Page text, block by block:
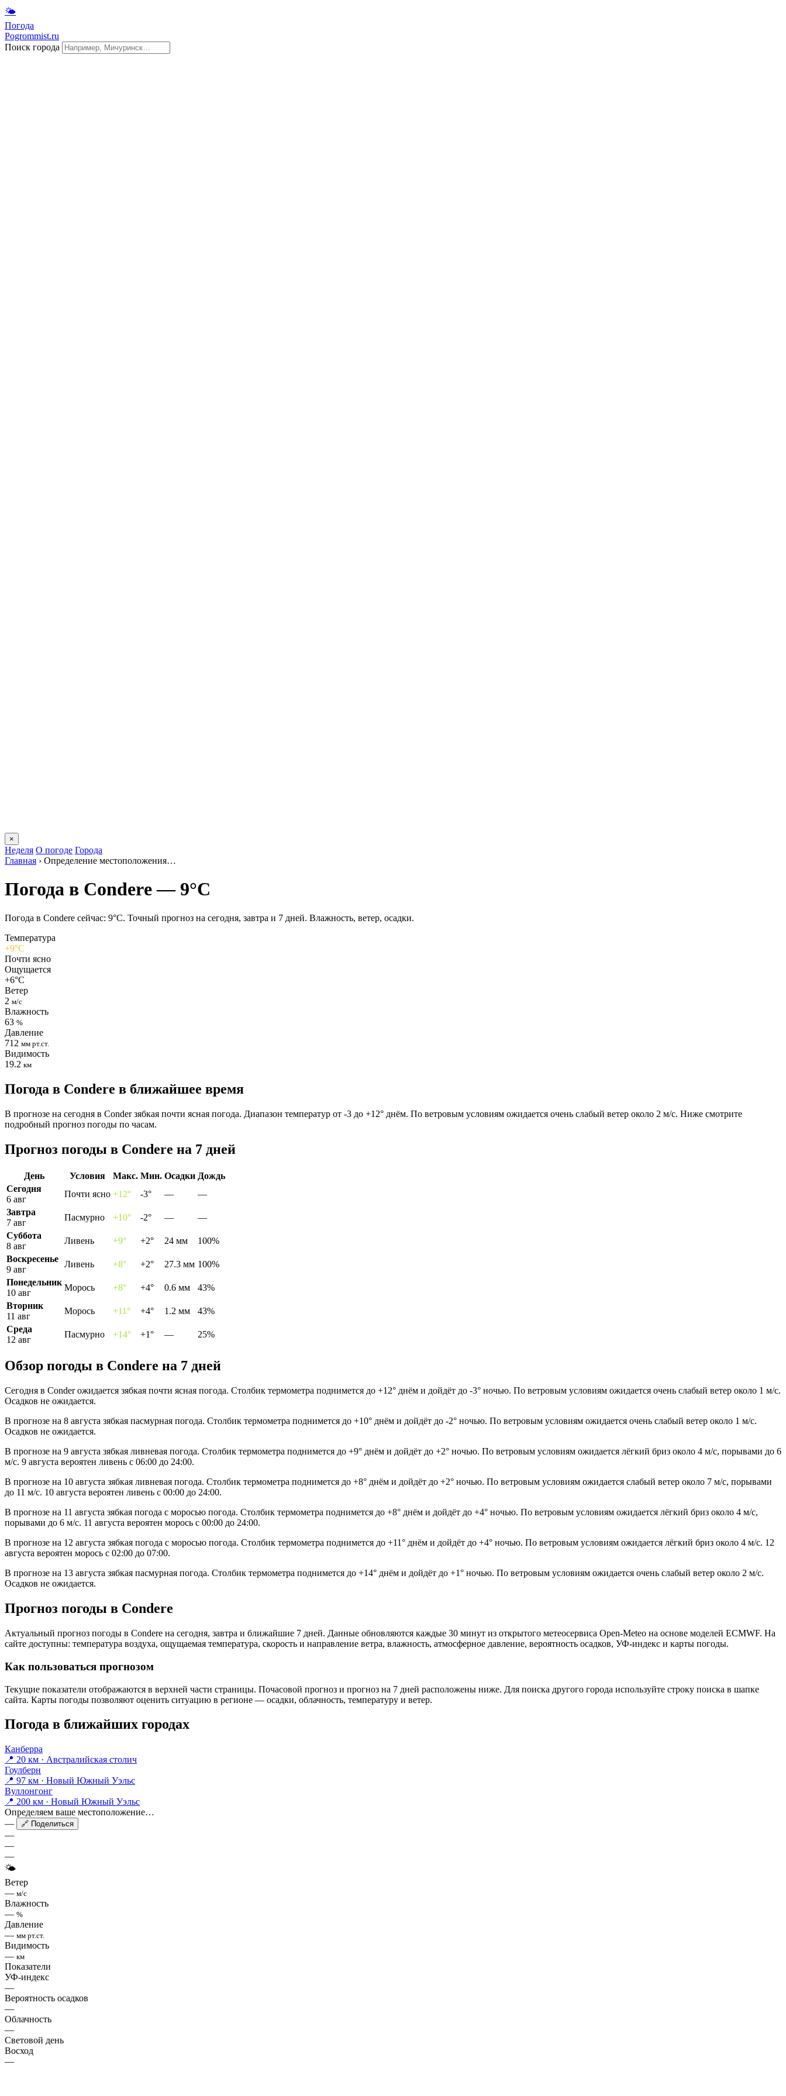
🌤
Погода
Pogrommist.ru
Поиск города
×
Неделя О погоде Города
Главная › Определение местоположения…
Погода в Conderе — 9°C
Погода в Conderе сейчас: 9°C. Точный прогноз на сегодня, завтра и 7 дней. Влажность, ветер, осадки.
Температура
+9°C
Почти ясно
Ощущается
+6°C
Ветер
2 м/с
Влажность
63 %
Давление
712 мм рт.ст.
Видимость
19.2 км
Погода в Conderе в ближайшее время
В прогнозе на сегодня в Conder зябкая почти ясная погода. Диапазон температур от -3 до +12° днём. По ветровым условиям ожидается очень слабый ветер около 2 м/с. Ниже смотрите
подробный прогноз погоды по часам.
Прогноз погоды в Conderе на 7 дней
День Условия Макс. Мин. Осадки Дождь
Сегодня
6 авг
Почти ясно +12° -3° —
—
Завтра
7 авг
Пасмурно +10° -2° —
—
Суббота
8 авг
Ливень +9° +2° 24 мм
100%
Воскресенье
9 авг
Ливень +8° +2° 27.3 мм 100%
Понедельник
10 авг
Морось +8° +4° 0.6 мм
43%
Вторник
11 авг
Морось +11° +4° 1.2 мм
43%
Среда
12 авг
Пасмурно +14° +1° — 25%
Обзор погоды в Conderе на 7 дней
Сегодня в Conder ожидается зябкая почти ясная погода. Столбик термометра поднимется до +12° днём и дойдёт до -3° ночью. По ветровым условиям ожидается очень слабый ветер около 1 м/с.
Осадков не ожидается.
В прогнозе на 8 августа зябкая пасмурная погода. Столбик термометра поднимется до +10° днём и дойдёт до -2° ночью. По ветровым условиям ожидается очень слабый ветер около 1 м/с.
Осадков не ожидается.
В прогнозе на 9 августа зябкая ливневая погода. Столбик термометра поднимется до +9° днём и дойдёт до +2° ночью. По ветровым условиям ожидается лёгкий бриз около 4 м/с, порывами до 6
м/с. 9 августа вероятен ливень с 06:00 до 24:00.
В прогнозе на 10 августа зябкая ливневая погода. Столбик термометра поднимется до +8° днём и дойдёт до +2° ночью. По ветровым условиям ожидается слабый ветер около 7 м/с, порывами
до 11 м/с. 10 августа вероятен ливень с 00:00 до 24:00.
В прогнозе на 11 августа зябкая погода с моросью погода. Столбик термометра поднимется до +8° днём и дойдёт до +4° ночью. По ветровым условиям ожидается лёгкий бриз около 4 м/с,
порывами до 6 м/с. 11 августа вероятен морось с 00:00 до 24:00.
В прогнозе на 12 августа зябкая погода с моросью погода. Столбик термометра поднимется до +11° днём и дойдёт до +4° ночью. По ветровым условиям ожидается лёгкий бриз около 4 м/с. 12
августа вероятен морось с 02:00 до 07:00.
В прогнозе на 13 августа зябкая пасмурная погода. Столбик термометра поднимется до +14° днём и дойдёт до +1° ночью. По ветровым условиям ожидается очень слабый ветер около 2 м/с.
Осадков не ожидается.
Прогноз погоды в Conderе
Актуальный прогноз погоды в Conderе на сегодня, завтра и ближайшие 7 дней. Данные обновляются каждые 30 минут из открытого метеосервиса Open-Meteo на основе моделей ECMWF. На
сайте доступны: температура воздуха, ощущаемая температура, скорость и направление ветра, влажность, атмосферное давление, вероятность осадков, УФ-индекс и карты погоды.
Как пользоваться прогнозом
Текущие показатели отображаются в верхней части страницы. Почасовой прогноз и прогноз на 7 дней расположены ниже. Для поиска другого города используйте строку поиска в шапке
сайта. Карты погоды позволяют оценить ситуацию в регионе — осадки, облачность, температуру и ветер.
Погода в ближайших городах
Канберра
📍 20 км · Австралийская столич
Гоулберн
📍 97 км · Новый Южный Уэльс
Вуллонгонг
📍 200 км · Новый Южный Уэльс
Определяем ваше местоположение…
—
🔗 Поделиться
—
—
—
🌤
Ветер
— м/с
Влажность
— %
Давление
— мм рт.ст.
Видимость
— км
Показатели
УФ-индекс
—
Вероятность осадков
—
Облачность
—
Световой день
Восход
—